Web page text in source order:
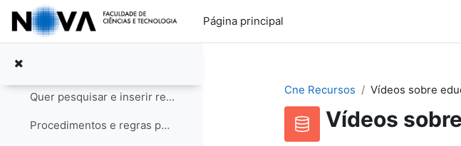
Ir para o conteúdo principal
Página principal
Notícias
Contrair
Tópico 1
Quer pesquisar e inserir recursos? Saiba como!
Procedimentos e regras para os recursos
Cne Recursos Vídeos sobre
Vídeos